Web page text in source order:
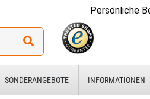
Persönliche
SONDERANGEBOTE INFORMATIONEN